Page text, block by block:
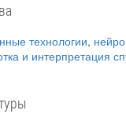
технологии,
и интерпретация